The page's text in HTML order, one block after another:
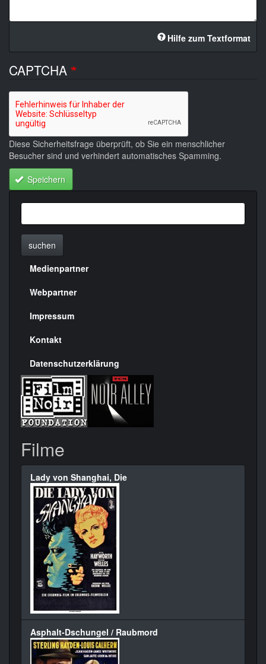
Hilfe zum Textformat
CAPTCHA
Diese Sicherheitsfrage überprüft, ob Sie ein menschlicher
Besucher sind und verhindert automatisches Spamming.
Speichern
suchen
Menülinks
rechte
Seite
Medienpartner
Webpartner
Impressum
Kontakt
Datenschutzerklärung
Filme
Lady von Shanghai, Die
Asphalt-Dschungel / Raubmord